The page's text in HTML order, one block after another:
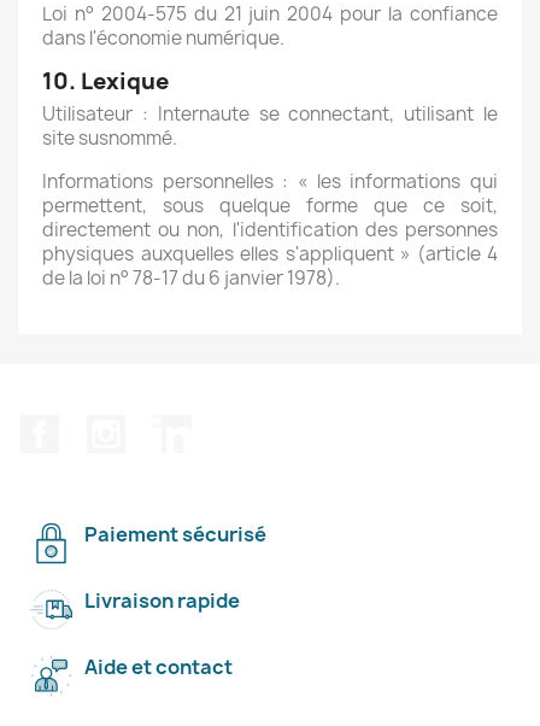
Loi n° 2004-575 du 21 juin 2004 pour la confiance
dans l'économie numérique.
10. Lexique
Utilisateur : Internaute se connectant, utilisant le
site susnommé.
Informations personnelles : « les informations qui
permettent, sous quelque forme que ce soit,
directement ou non, l'identification des personnes
physiques auxquelles elles s'appliquent » (article 4
de la loi n° 78-17 du 6 janvier 1978).
Paiement sécurisé
Livraison rapide
Aide et contact